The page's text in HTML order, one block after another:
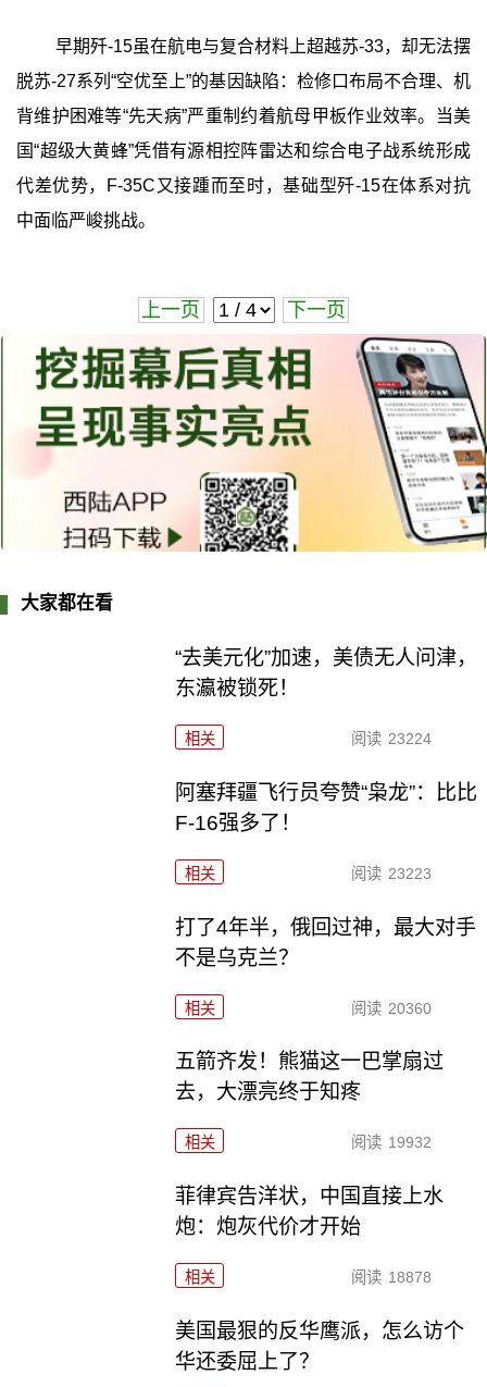
早期歼-15虽在航电与复合材料上超越苏-33，却无法摆
脱苏-27系列“空优至上”的基因缺陷：检修口布局不合理、机
背维护困难等“先天病”严重制约着航母甲板作业效率。当美
国“超级大黄蜂”凭借有源相控阵雷达和综合电子战系统形成
代差优势，F-35C又接踵而至时，基础型歼-15在体系对抗
中面临严峻挑战。
上一页 下一页
大家都在看
“去美元化”加速，美债无人问津，
东瀛被锁死！
相关 阅读 23224
阿塞拜疆飞行员夸赞“枭龙”：比比
F-16强多了！
相关 阅读 23223
打了4年半，俄回过神，最大对手
不是乌克兰？
相关 阅读 20360
五箭齐发！熊猫这一巴掌扇过
去，大漂亮终于知疼
相关 阅读 19932
菲律宾告洋状，中国直接上水
炮：炮灰代价才开始
相关 阅读 18878
美国最狠的反华鹰派，怎么访个
华还委屈上了？